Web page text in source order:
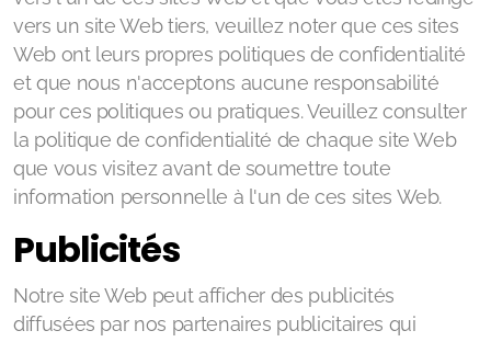
vers un site Web tiers, veuillez noter que ces sites
Web ont leurs propres politiques de confidentialité
et que nous n'acceptons aucune responsabilité
pour ces politiques ou pratiques. Veuillez consulter
la politique de confidentialité de chaque site Web
que vous visitez avant de soumettre toute
information personnelle à l'un de ces sites Web.
Publicités
Notre site Web peut afficher des publicités
diffusées par nos partenaires publicitaires qui